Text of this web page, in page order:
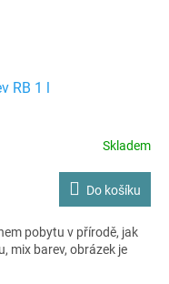
RB 1 l
Skladem
Do košíku
pobytu v přírodě, jak
mix barev, obrázek je